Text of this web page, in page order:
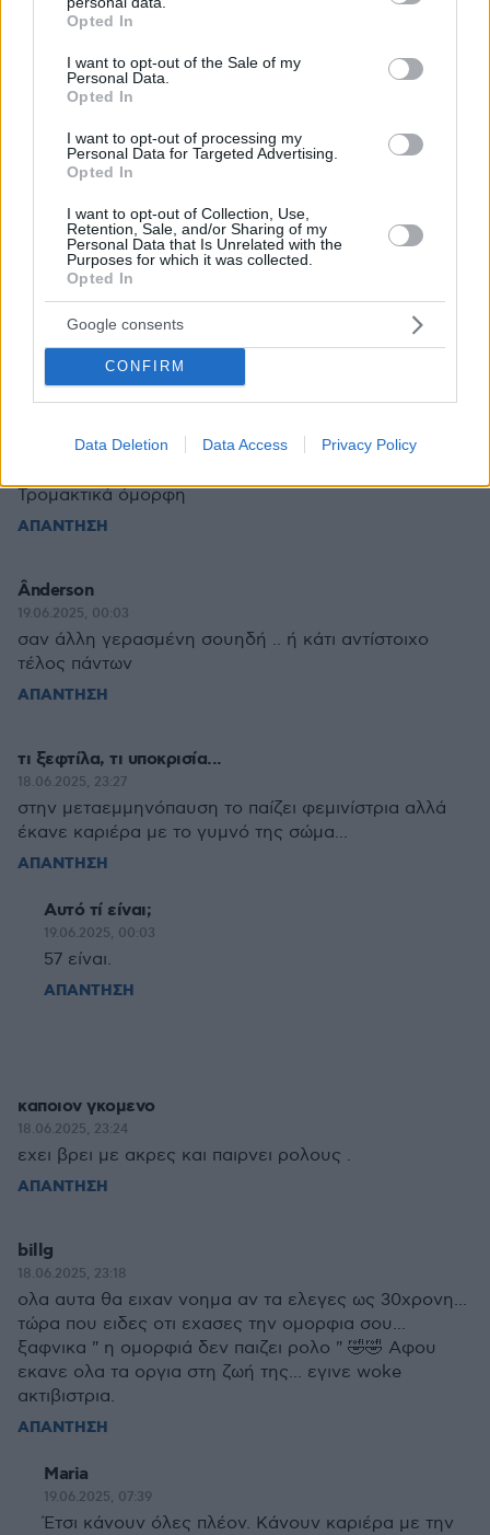
grant or deny consent to Google and its third-party tags to
use your data for below specified purposes in below Google
consent section.
Opted In
I want to opt-out of the Sale of my
Personal Data.
Opted In
I want to opt-out of processing my
Personal Data for Targeted Advertising.
Opted In
I want to opt-out of Collection, Use,
Retention, Sale, and/or Sharing of my
Personal Data that Is Unrelated with the
Purposes for which it was collected.
Opted In
Google consents
CONFIRM
Data Deletion Data Access Privacy Policy
19.06.2025, 02:11
Χωρίς make-up δεν λέει τίποτα. Φαντάσου να την
βλέπεις φτιαγμένη και μετά στο κρεββάτι άφτιαχτη.
Κανονικό σκιάχτρο.
ΑΠΑΝΤΗΣΗ
Τόμι Λη
19.06.2025, 01:08
Συγνώμη, εσύ δεν έγινες διάσημη φουσκώνοντάς τα;
ΑΠΑΝΤΗΣΗ
Γκόλουμ
Τρομακτικά όμορφη
ΑΠΑΝΤΗΣΗ
Ânderson
19.06.2025, 00:03
σαν άλλη γερασμένη σουηδή .. ή κάτι αντίστοιχο
τέλος πάντων
ΑΠΑΝΤΗΣΗ
τι ξεφτίλα, τι υποκρισία...
18.06.2025, 23:27
στην μεταεμμηνόπαυση το παίζει φεμινίστρια αλλά
έκανε καριέρα με το γυμνό της σώμα...
ΑΠΑΝΤΗΣΗ
Αυτό τί είναι;
19.06.2025, 00:03
57 είναι.
ΑΠΑΝΤΗΣΗ
καποιον γκομενο
18.06.2025, 23:24
εχει βρει με ακρες και παιρνει ρολους .
ΑΠΑΝΤΗΣΗ
billg
18.06.2025, 23:18
ολα αυτα θα ειχαν νοημα αν τα ελεγες ως 30χρονη...
τώρα που ειδες οτι εχασες την ομορφια σου...
ξαφνικα " η ομορφιά δεν παιζει ρολο " 🤣🤣 Αφου
εκανε ολα τα οργια στη ζωή της... εγινε woke
ακτιβιστρια.
ΑΠΑΝΤΗΣΗ
Maria
19.06.2025, 07:39
Έτσι κάνουν όλες πλέον. Κάνουν καριέρα με την